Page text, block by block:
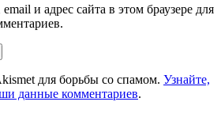
и адрес сайта в этом браузере для
для борьбы со спамом. Узнайте,
данные комментариев.